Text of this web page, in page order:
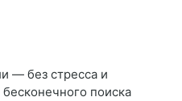
— без стресса и
поиска